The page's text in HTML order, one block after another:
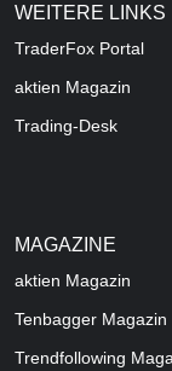
WEITERE LINKS
TraderFox Portal
aktien Magazin
Trading-Desk
MAGAZINE
aktien Magazin
Tenbagger Magazin
Trendfollowing